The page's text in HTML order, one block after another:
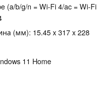
(a/b/g/n = Wi-Fi 4/ac = Wi-
(мм): 15.45 x 317 x 228
11 Home